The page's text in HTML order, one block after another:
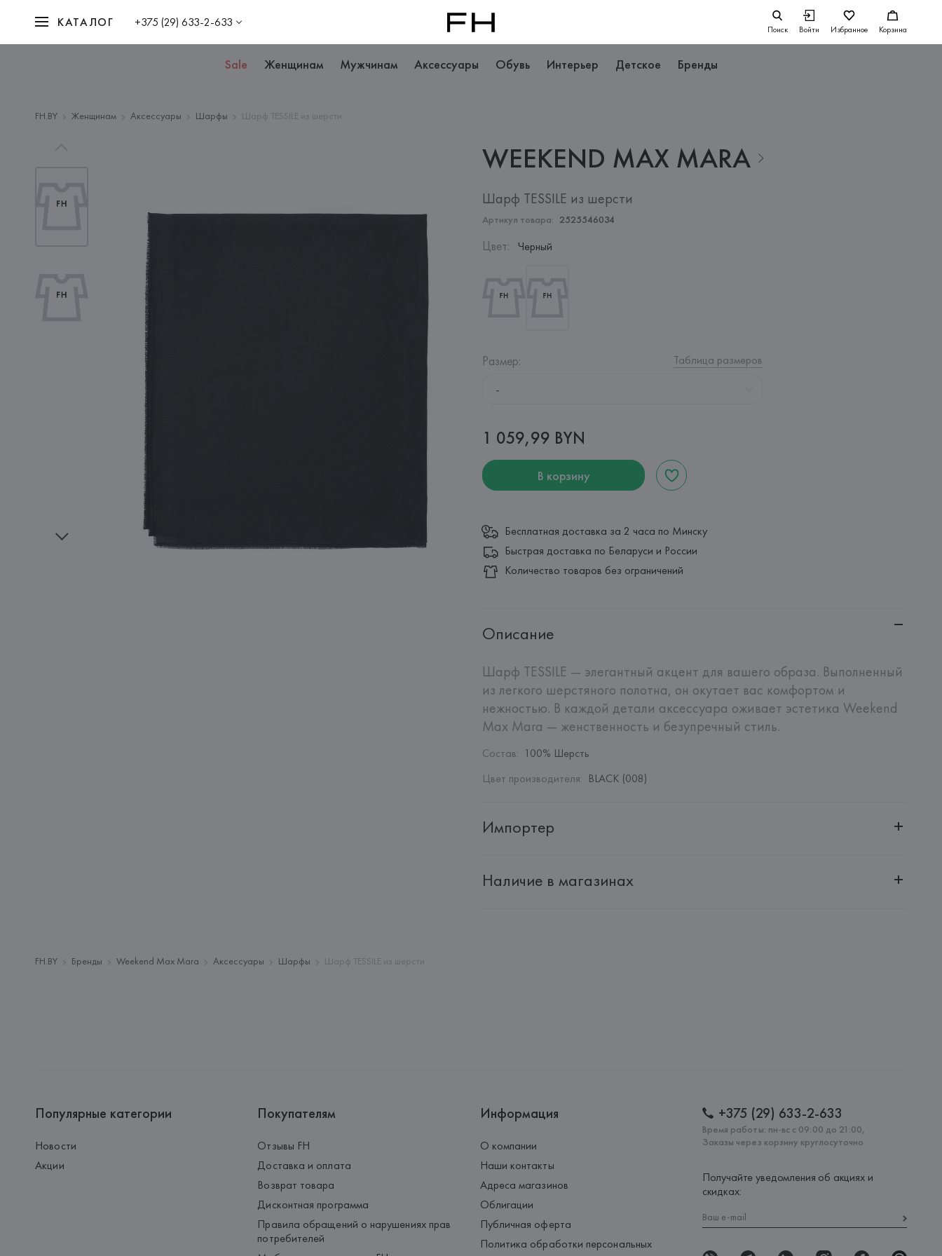
КАТАЛОГ +375 (29) 633-2-633 Поиск Войти Избранное Корзина
Sale Женщинам Мужчинам Аксессуары Обувь Интерьер Детское Бренды
FH.BY Женщинам Аксессуары Шарфы Шарф TESSILE из шерсти
WEEKEND MAX MARA
Шарф TESSILE из шерсти
Артикул товара: 2525546034
Цвет: Черный
Размер: Таблица размеров
-
1 059,99 BYN
В корзину
Бесплатная доставка за 2 часа по Минску
Быстрая доставка по Беларуси и России
Количество товаров без ограничений
Описание
Шарф TESSILE — элегантный акцент для вашего образа. Выполненный
из легкого шерстяного полотна, он окутает вас комфортом и
нежностью. В каждой детали аксессуара оживает эстетика Weekend
Max Mara — женственность и безупречный стиль.
Состав: 100% Шерсть
Цвет производителя: BLACK (008)
Импортер
Адрес: Республика Беларусь, 220030, г. Минск, ул. Немига, 5, пом. 39
Наличие в магазинах
FH.BY Бренды Weekend Max Mara Аксессуары Шарфы Шарф TESSILE из шерсти
Популярные категории
Новости
Акции
Покупателям
Отзывы FH
Доставка и оплата
Возврат товара
Дисконтная программа
Правила обращений о нарушениях прав
потребителей
Информация
О компании
Наши контакты
Адреса магазинов
Облигации
Публичная оферта
Политика обработки персональных
+375 (29) 633-2-633
Время работы: пн-вс с 09:00 до 21:00,
Заказы через корзину круглосуточно
Получайте уведомления об акциях и
скидках: